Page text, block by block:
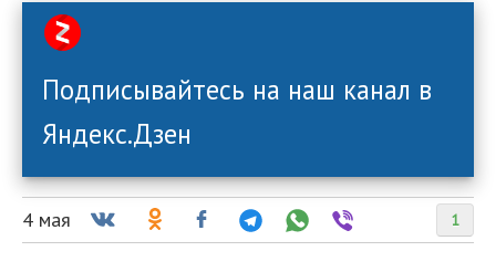
Подписывайтесь на наш канал в
Яндекс.Дзен
1
4 мая